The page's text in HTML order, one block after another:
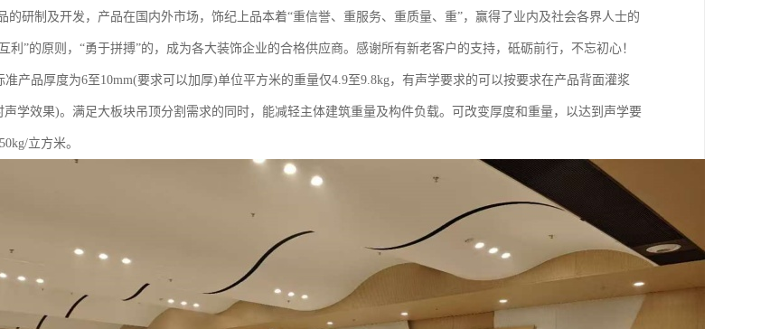
的研制及开发，产品在国内外市场，饰纪上品本着“重信誉、重服务、重质量、重”，赢得了业内及社会各界人士的
利”的原则，“勇于拼搏”的，成为各大装饰企业的合格供应商。感谢所有新老客户的支持，砥砺前行，不忘初心！
准产品厚度为6至10mm(要求可以加厚)单位平方米的重量仅4.9至9.8kg，有声学要求的可以按要求在产品背面灌浆
声学效果)。满足大板块吊顶分割需求的同时，能减轻主体建筑重量及构件负载。可改变厚度和重量，以达到声学要
立方米。